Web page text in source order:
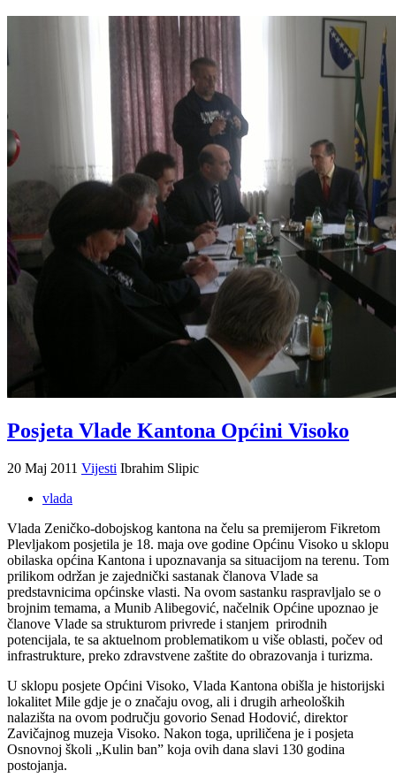
Posjeta Vlade Kantona Općini Visoko
20 Maj 2011 Vijesti Ibrahim Slipic
vlada
Vlada Zeničko-dobojskog kantona na čelu sa premijerom Fikretom
Plevljakom posjetila je 18. maja ove godine Općinu Visoko u sklopu
obilaska općina Kantona i upoznavanja sa situacijom na terenu. Tom
prilikom održan je zajednički sastanak članova Vlade sa
predstavnicima općinske vlasti. Na ovom sastanku raspravljalo se o
brojnim temama, a Munib Alibegović, načelnik Općine upoznao je
članove Vlade sa strukturom privrede i stanjem prirodnih
potencijala, te sa aktuelnom problematikom u više oblasti, počev od
infrastrukture, preko zdravstvene zaštite do obrazovanja i turizma.
U sklopu posjete Općini Visoko, Vlada Kantona obišla je historijski
lokalitet Mile gdje je o značaju ovog, ali i drugih arheoloških
nalazišta na ovom području govorio Senad Hodović, direktor
Zavičajnog muzeja Visoko. Nakon toga, upriličena je i posjeta
Osnovnoj školi „Kulin ban” koja ovih dana slavi 130 godina
postojanja.